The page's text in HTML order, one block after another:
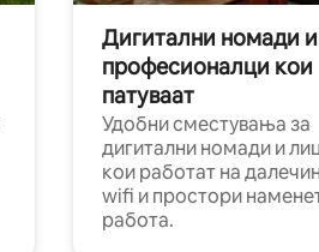
Дигитални номади и
професионалци кои
патуваат
Удобни сместувања за
дигитални номади и
кои работат на
wifi и простори
работа.